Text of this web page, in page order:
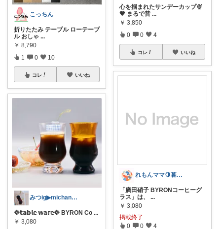
こっちん
折りたたみ テーブル ローテーブ
ル おしゃ ...
￥ 8,790
1 0 10
コレ いいね
みつig▶︎michan_kakei_
𖣊𝕥𝕒𝕓𝕝𝕖 𝕨𝕒𝕣𝕖𖣊 BYRON Co ...
￥ 3,080
心を掴まれたサンデーカップ🍨
🧡 まるで昔 ...
￥ 3,850
0 0 4
コレ いいね
れもんママ🍋暮らし
「廣田硝子 BYRONコーヒーグ
ラス」は、
...
￥ 3,080
掲載終了
0 0 4